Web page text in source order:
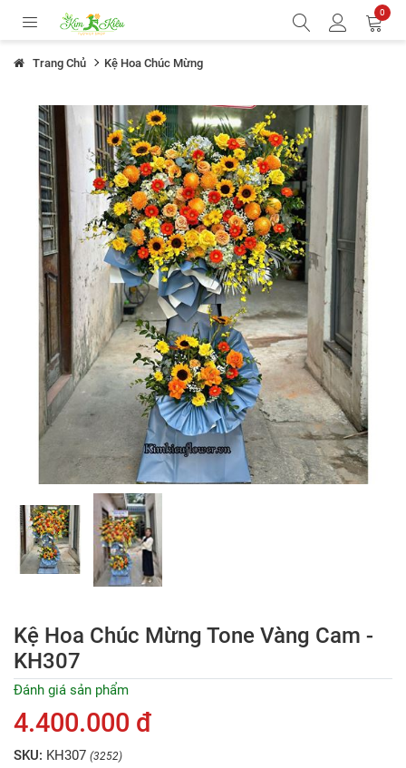
0
Trang Chủ Kệ Hoa Chúc Mừng
Kệ Hoa Chúc Mừng Tone Vàng Cam -
KH307
Đánh giá sản phẩm
4.400.000 đ
SKU: KH307 (3252)